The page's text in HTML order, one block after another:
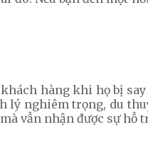
hàng khi họ bị
nghiêm trọng, du
vẫn nhận được sự hỗ